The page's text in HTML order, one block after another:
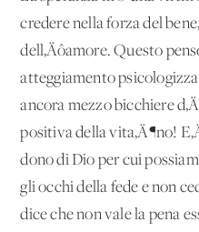
credere nella forza del
dell‚Äôamore. Questo
atteggiamento
ancora mezzo bicchiere
positiva della vita‚Ä¶no!
dono di Dio per cui
gli occhi della fede e non
dice che non vale la pena